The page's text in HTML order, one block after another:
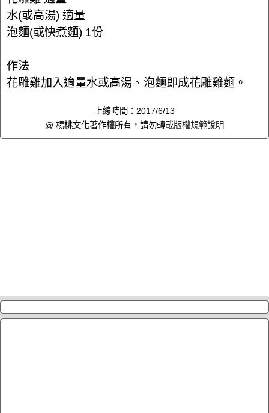
水(或高湯) 適量
泡麵(或快煮麵) 1份
作法
花雕雞加入適量水或高湯、泡麵即成花雕雞麵。
上線時間：2017/6/13
@ 楊桃文化著作權所有，請勿轉載版權規範說明